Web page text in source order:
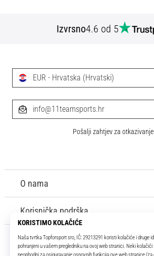
Izvrsno4.6 od 5
O nama
Korisnička podrška
EUR - Hrvatska (Hrvatski)
info@11teamsports.hr
Pošalji zahtjev za otkazivanje